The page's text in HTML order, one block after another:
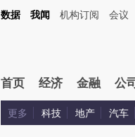
数据 我闻 机构订阅 会议
首页 经济 金融 公司
更多 科技 地产 汽车